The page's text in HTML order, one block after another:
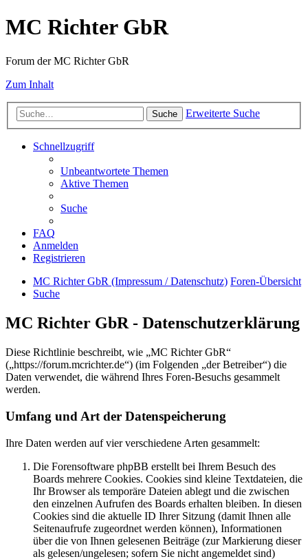
MC Richter GbR
Forum der MC Richter GbR
Zum Inhalt
Suche Erweiterte Suche
Schnellzugriff
Unbeantwortete Themen
Aktive Themen
Suche
FAQ
Anmelden
Registrieren
MC Richter GbR (Impressum / Datenschutz) Foren-Übersicht
Suche
MC Richter GbR - Datenschutzerklärung
Diese Richtlinie beschreibt, wie „MC Richter GbR“
(„https://forum.mcrichter.de“) (im Folgenden „der Betreiber“) die
Daten verwendet, die während Ihres Foren-Besuchs gesammelt
werden.
Umfang und Art der Datenspeicherung
Ihre Daten werden auf vier verschiedene Arten gesammelt:
Die Forensoftware phpBB erstellt bei Ihrem Besuch des
Boards mehrere Cookies. Cookies sind kleine Textdateien, die
Ihr Browser als temporäre Dateien ablegt und die zwischen
den einzelnen Aufrufen des Boards erhalten bleiben. In diesen
Cookies sind die aktuelle ID Ihrer Sitzung (damit Ihnen alle
Seitenaufrufe zugeordnet werden können), Informationen
über die von Ihnen gelesenen Beiträge (zur Markierung dieser
als gelesen/ungelesen; sofern Sie nicht angemeldet sind)